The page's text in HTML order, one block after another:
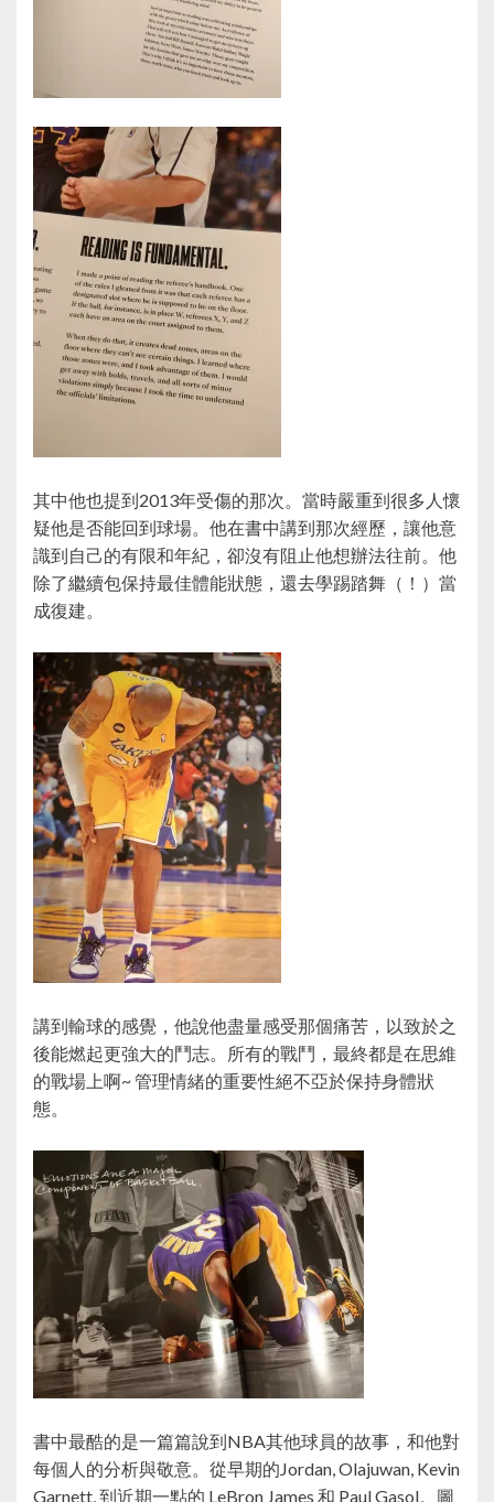
其中他也提到2013年受傷的那次。當時嚴重到很多人懷
疑他是否能回到球場。他在書中講到那次經歷，讓他意
識到自己的有限和年紀，卻沒有阻止他想辦法往前。他
除了繼續包保持最佳體能狀態，還去學踢踏舞（！）當
成復建。
講到輸球的感覺，他說他盡量感受那個痛苦，以致於之
後能燃起更強大的鬥志。所有的戰鬥，最終都是在思維
的戰場上啊~ 管理情緒的重要性絕不亞於保持身體狀
態。
書中最酷的是一篇篇說到NBA其他球員的故事，和他對
每個人的分析與敬意。從早期的Jordan, Olajuwan, Kevin
Garnett, 到近期一點的 LeBron James 和 Paul Gasol。圖